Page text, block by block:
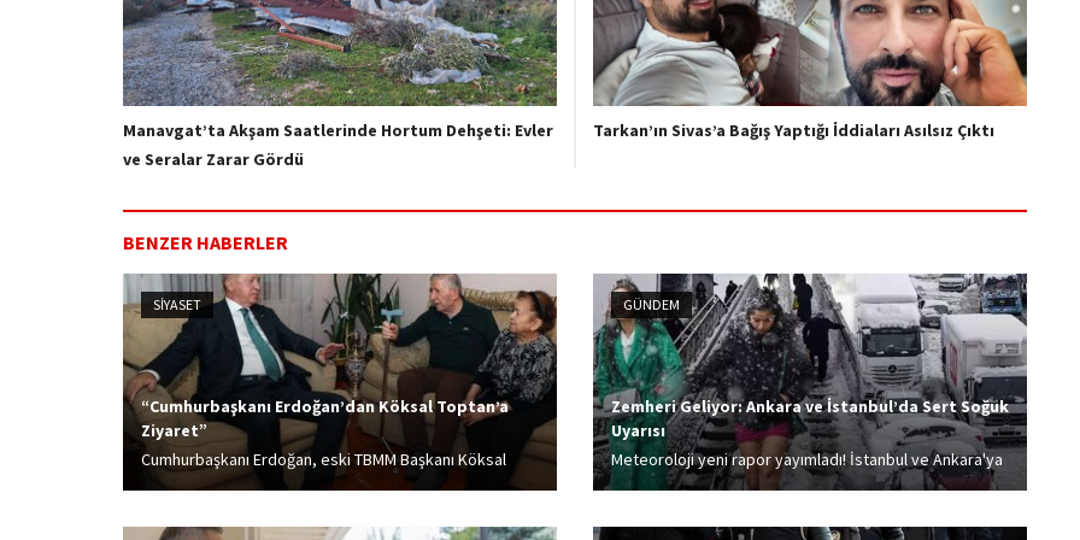
Manavgat’ta Akşam Saatlerinde Hortum Dehşeti: Evler
ve Seralar Zarar Gördü
Tarkan’ın Sivas’a Bağış Yaptığı İddiaları Asılsız Çıktı
BENZER HABERLER
SİYASET
“Cumhurbaşkanı Erdoğan’dan Köksal Toptan’a
Ziyaret”
Cumhurbaşkanı Erdoğan, eski TBMM Başkanı Köksal
Toptan'a ziyarette bulundu.
GÜNDEM
Zemheri Geliyor: Ankara ve İstanbul’da Sert Soğuk
Uyarısı
Meteoroloji yeni rapor yayımladı! İstanbul ve Ankara'ya
uyarı! Dikkat: Zemheri geliyor